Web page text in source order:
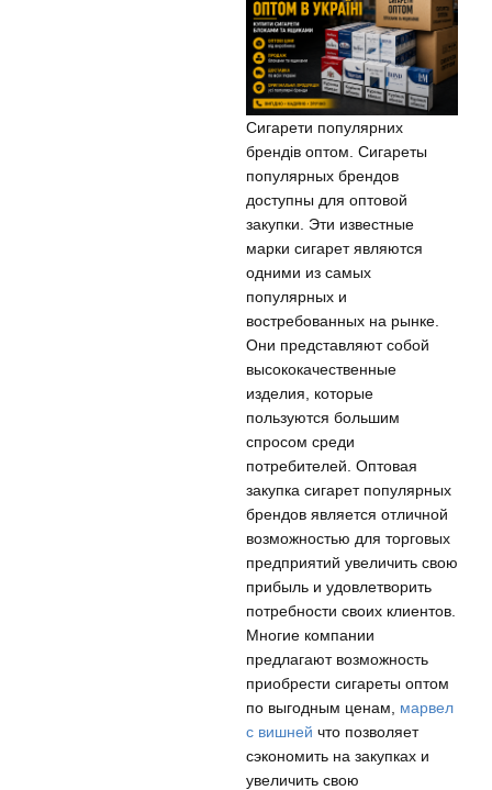
Сигарети популярних
брендів оптом. Сигареты
популярных брендов
доступны для оптовой
закупки. Эти известные
марки сигарет являются
одними из самых
популярных и
востребованных на рынке.
Они представляют собой
высококачественные
изделия, которые
пользуются большим
спросом среди
потребителей. Оптовая
закупка сигарет популярных
брендов является отличной
возможностью для торговых
предприятий увеличить свою
прибыль и удовлетворить
потребности своих клиентов.
Многие компании
предлагают возможность
приобрести сигареты оптом
по выгодным ценам, марвел
с вишней что позволяет
сэкономить на закупках и
увеличить свою